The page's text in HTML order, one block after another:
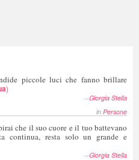
piccole luci che fanno brillare
)
--Giorgia Stella
in Persone
che il suo cuore e il tuo battevano
continua, resta solo un grande e
--Giorgia Stella